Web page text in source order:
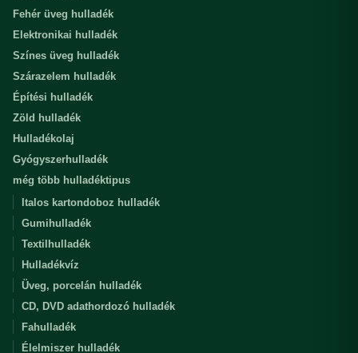
Fehér üveg hulladék
Elektronikai hulladék
Színes üveg hulladék
Szárazelem hulladék
Építési hulladék
Zöld hulladék
Hulladékolaj
Gyógyszerhulladék
még több hulladéktipus
Italos kartondoboz hulladék
Gumihulladék
Textilhulladék
Hulladékvíz
Üveg, porcelán hulladék
CD, DVD adathordozó hulladék
Fahulladék
Élelmiszer hulladék